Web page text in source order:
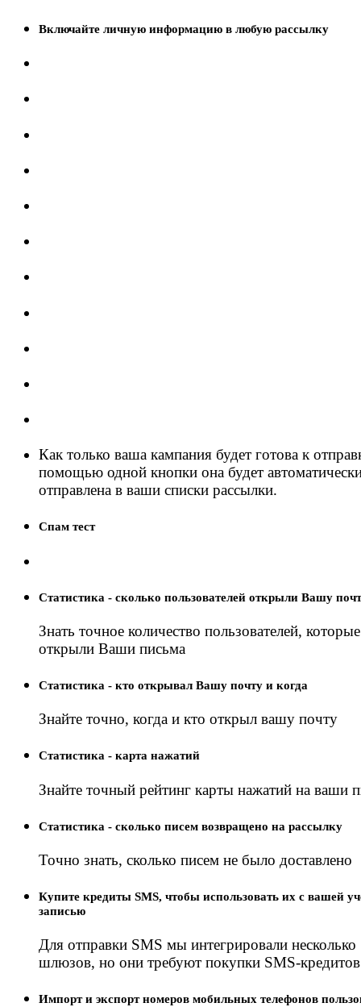
Включайте личную информацию в любую рассылку
Как только ваша кампания будет готова к
помощью одной кнопки она будет
отправлена ​​в ваши списки рассылки.
Спам тест
Статистика - сколько пользователей открыли Вашу
Знать точное количество пользователей, которые
открыли Ваши письма
Статистика - кто открывал Вашу почту и когда
Знайте точно, когда и кто открыл вашу почту
Статистика - карта нажатий
Знайте точный рейтинг карты нажатий на ваши
Статистика - сколько писем возвращено на рассылку
Точно знать, сколько писем не было доставлено
Купите кредиты SMS, чтобы использовать их с вашей
записью
Для отправки SMS мы интегрировали несколько
шлюзов, но они требуют покупки SMS-
Импорт и экспорт номеров мобильных телефонов